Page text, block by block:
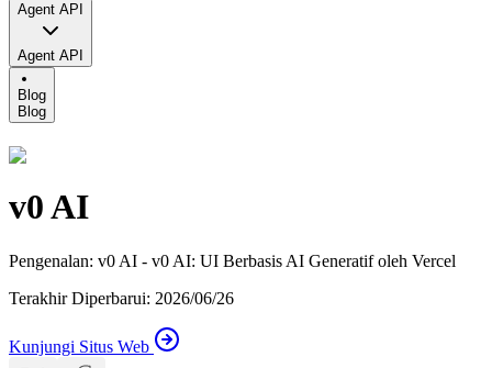
Agent API
Agent API
Blog
Blog
v0 AI
Pengenalan: v0 AI - v0 AI: UI Berbasis AI Generatif oleh Vercel
Terakhir Diperbarui: 2026/06/26
Kunjungi Situs Web